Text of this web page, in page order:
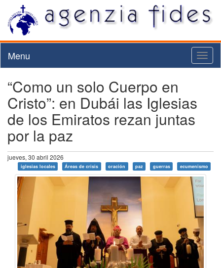
Menu
“Como un solo Cuerpo en
Cristo”: en Dubái las Iglesias
de los Emiratos rezan juntas
por la paz
jueves, 30 abril 2026
iglesias locales Áreas de crisis oración paz guerras ecumenismo